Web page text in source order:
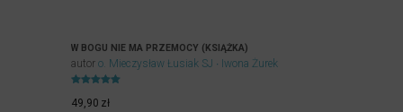
W BOGU NIE MA PRZEMOCY (KSIĄŻKA)
autor o. Mieczysław Łusiak SJ Iwona Żurek
5.00
49,90 zł